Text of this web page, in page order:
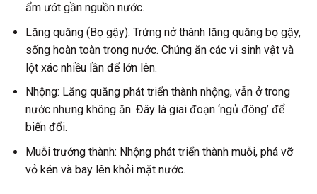
ẩm ướt gần nguồn nước.
Lăng quăng (Bọ gậy): Trứng nở thành lăng quăng bọ gậy,
sống hoàntoàn trong nước. Chúng ăn các vi sinh vật và
lột xác nhiều lần để lớn lên.
Nhộng: Lăng quăng phát triển thành nhộng, vẫn ở trong
nước nhưng không ăn. Đây là giai đoạn ‘ngủ đông’ để
biến đổi.
Muỗi trưởng thành: Nhộng phát triển thành muỗi, phá vỡ
vỏ kén và bay lên khỏi mặt nước.